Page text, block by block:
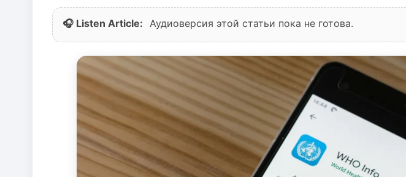
🎧 Listen Article: Аудиоверсия этой статьи пока не готова.